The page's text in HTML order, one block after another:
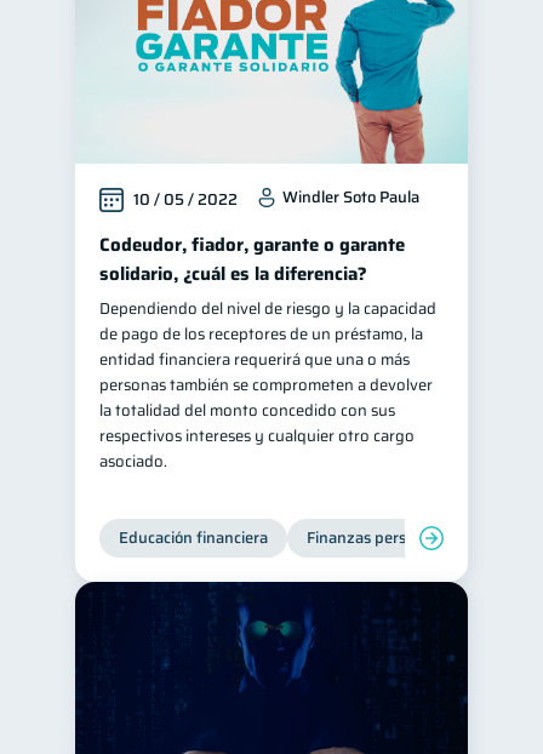
10 / 05 / 2022 Windler Soto Paula
Codeudor, fiador, garante o garante
solidario, ¿cuál es la diferencia?
Dependiendo del nivel de riesgo y la capacidad
de pago de los receptores de un préstamo, la
entidad financiera requerirá que una o más
personas también se comprometen a devolver
la totalidad del monto concedido con sus
respectivos intereses y cualquier otro cargo
asociado.
Educación financiera Finanzas personales